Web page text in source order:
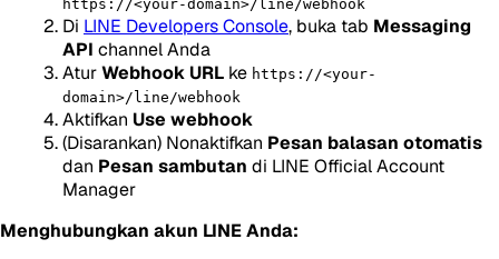
https://<your-domain>/line/webhook
Di LINE Developers Console, buka tab Messaging
API channel Anda
AturWebhook URL ke https://<your-
domain>/line/webhook
Aktifkan Use webhook
(Disarankan) Nonaktifkan Pesan balasan otomatis
dan Pesan sambutan di LINE Official Account
Manager
Menghubungkan akun LINE Anda: